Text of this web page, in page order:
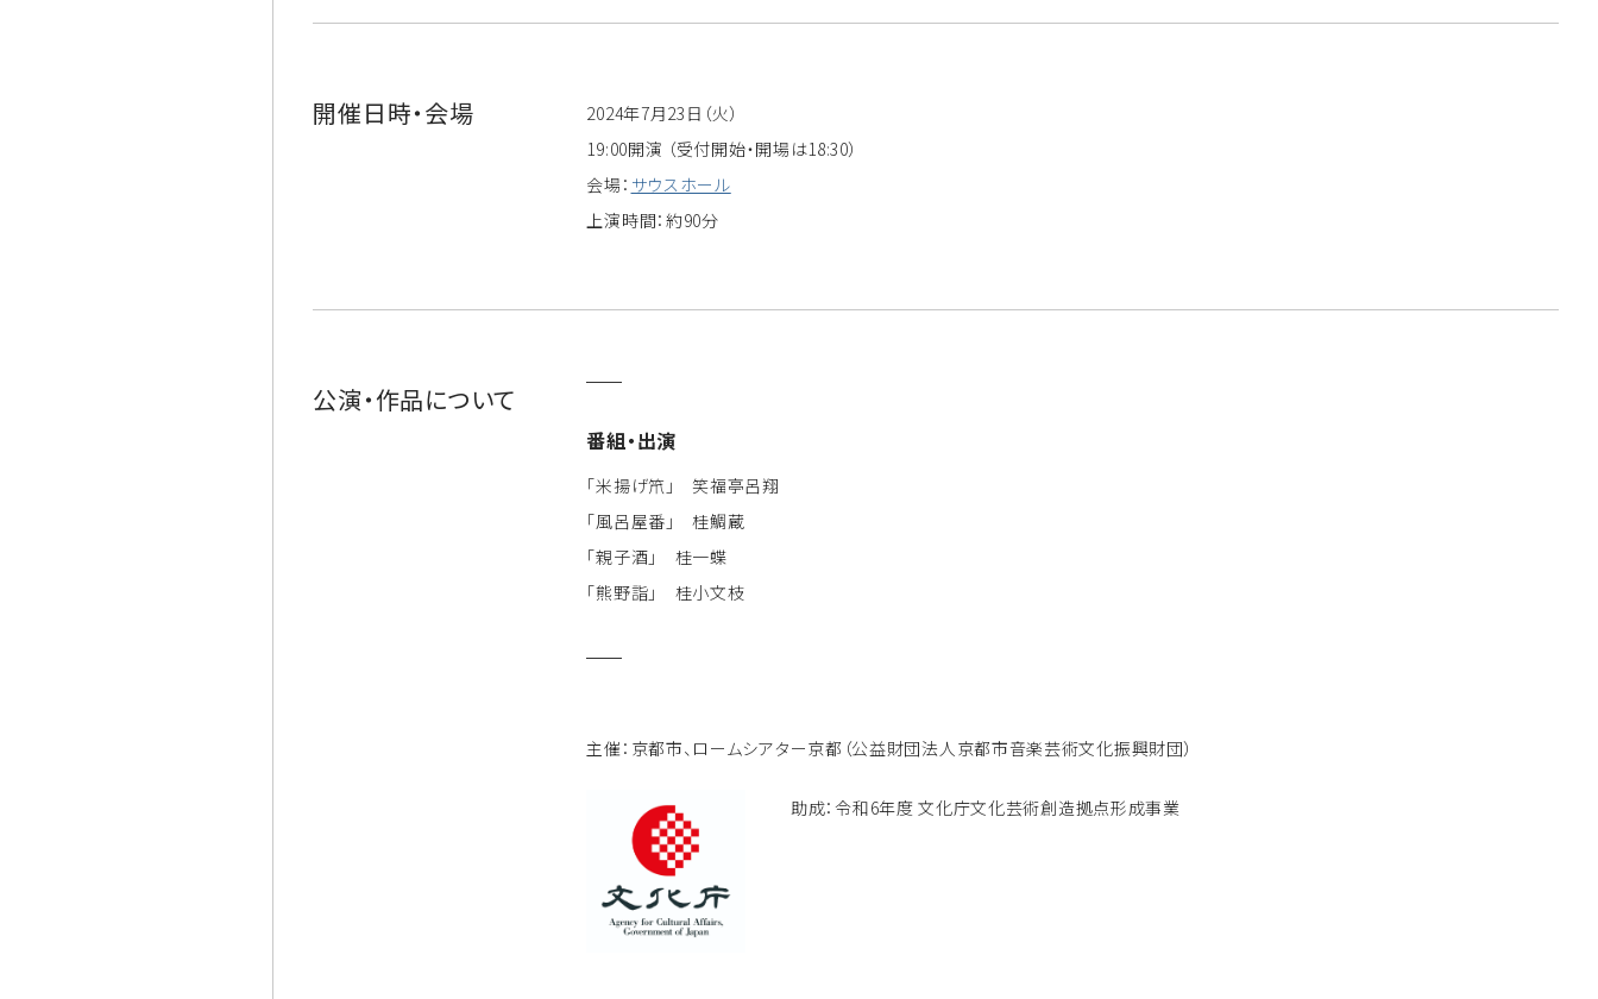
開催日時・会場
2024年7月23日（火）
19:00開演 （受付開始・開場は18:30）
会場： サウスホール
上演時間：約90分
公演・作品について
番組・出演
「米揚げ笊」 笑福亭呂翔
「風呂屋番」 桂鯛蔵
「親子酒」 桂一蝶
「熊野詣」 桂小文枝
主催：京都市、ロームシアター京都（公益財団法人京都市音楽芸術文化振興財団）
助成：令和6年度 文化庁文化芸術創造拠点形成事業